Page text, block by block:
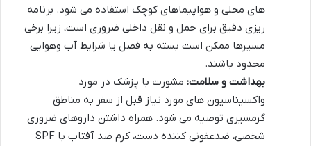
های محلی و هواپیماهای کوچک استفاده می شود. برنامه
ریزی دقیق برای حمل و نقل داخلی ضروری است، زیرا برخی
مسیرها ممکن است بسته به فصل یا شرایط آب وهوایی
محدود باشند.
بهداشت و سلامت: مشورت با پزشک در مورد
واکسیناسیون های مورد نیاز قبل از سفر به مناطق
گرمسیری توصیه می شود. همراه داشتن داروهای ضروری
شخصی، ضدعفونی کننده دست، کرم ضد آفتاب با SPF